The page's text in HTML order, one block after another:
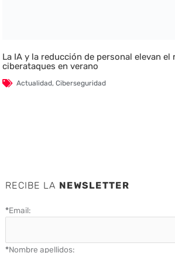
La IA y la reducción de personal elevan el
ciberataques en verano
Actualidad,Ciberseguridad
RECIBE LA NEWSLETTER
*Email:
*Nombre apellidos: